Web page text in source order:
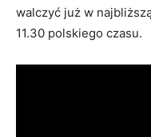
walczyć już w
11.30 polskiego czasu.